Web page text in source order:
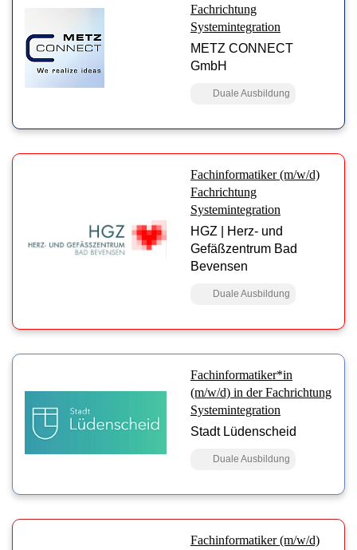
Fachrichtung
Systemintegration
METZ CONNECT
GmbH
Duale Ausbildung
Fachinformatiker (m/w/d)
Fachrichtung
Systemintegration
HGZ | Herz- und
Gefäßzentrum Bad
Bevensen
Duale Ausbildung
Fachinformatiker*in
(m/w/d) in der Fachrichtung
Systemintegration
Stadt Lüdenscheid
Duale Ausbildung
Fachinformatiker (m/w/d)